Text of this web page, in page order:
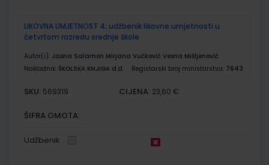
LIKOVNA UMJETNOST 4; udžbenik likovne umjetnosti u
četvrtom razredu srednje škole
Autor(i): Jasna Salamon Mirjana Vučković Vesna Mišljenović
Nakladnik: ŠKOLSKA KNJIGA d.d. Registarski broj ministarstva: 7643
SKU: 569319 CIJENA: 23,60 €
ŠIFRA OMOTA:
Udžbenik